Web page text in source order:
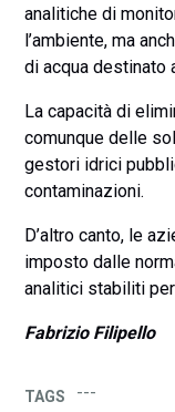
analitiche di
l’ambiente, ma
di acqua destinato
La capacità di
comunque delle
gestori idrici
contaminazioni.
D’altro canto, le
imposto dalle
analitici stabiliti
Fabrizio Filipello
TAGS ---